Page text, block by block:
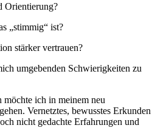
Orientierung?
„stimmig“ ist?
stärker vertrauen?
umgebenden Schwierigkeiten zu
möchte ich in meinem neu
Vernetztes, bewusstes Erkunden
nicht gedachte Erfahrungen und